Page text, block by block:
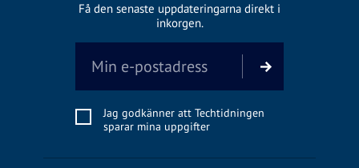
Få den senaste uppdateringarna direkt i
inkorgen.
Jag godkänner att Techtidningen
sparar mina uppgifter